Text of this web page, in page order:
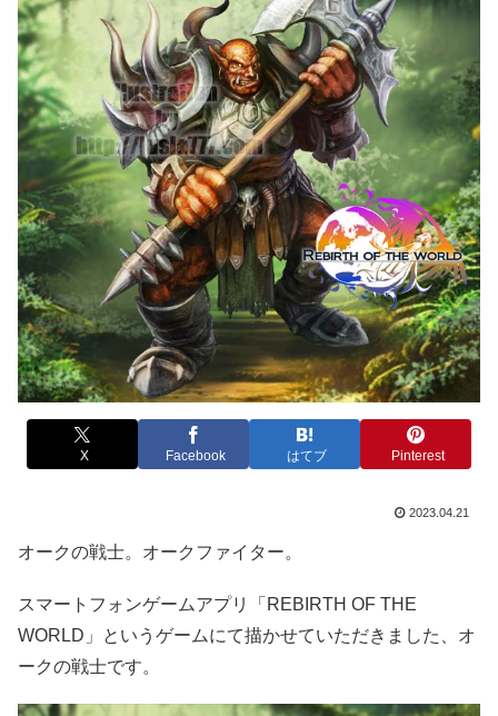
X Facebook はてブ Pinterest
2023.04.21
オークの戦士。オークファイター。
スマートフォンゲームアプリ「REBIRTH OF THE
WORLD」というゲームにて描かせていただきました、オ
ークの戦士です。